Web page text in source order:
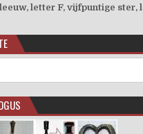
letter F, vijfpuntige ster,